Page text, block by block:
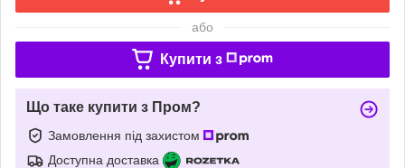
або
Купити з
Що таке купити з Пром?
Замовлення під захистом
Доступна доставка